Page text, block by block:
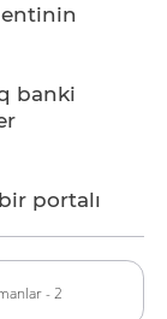
banki
portalı
- 2